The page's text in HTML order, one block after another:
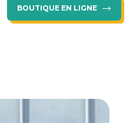
BOUTIQUE EN LIGNE